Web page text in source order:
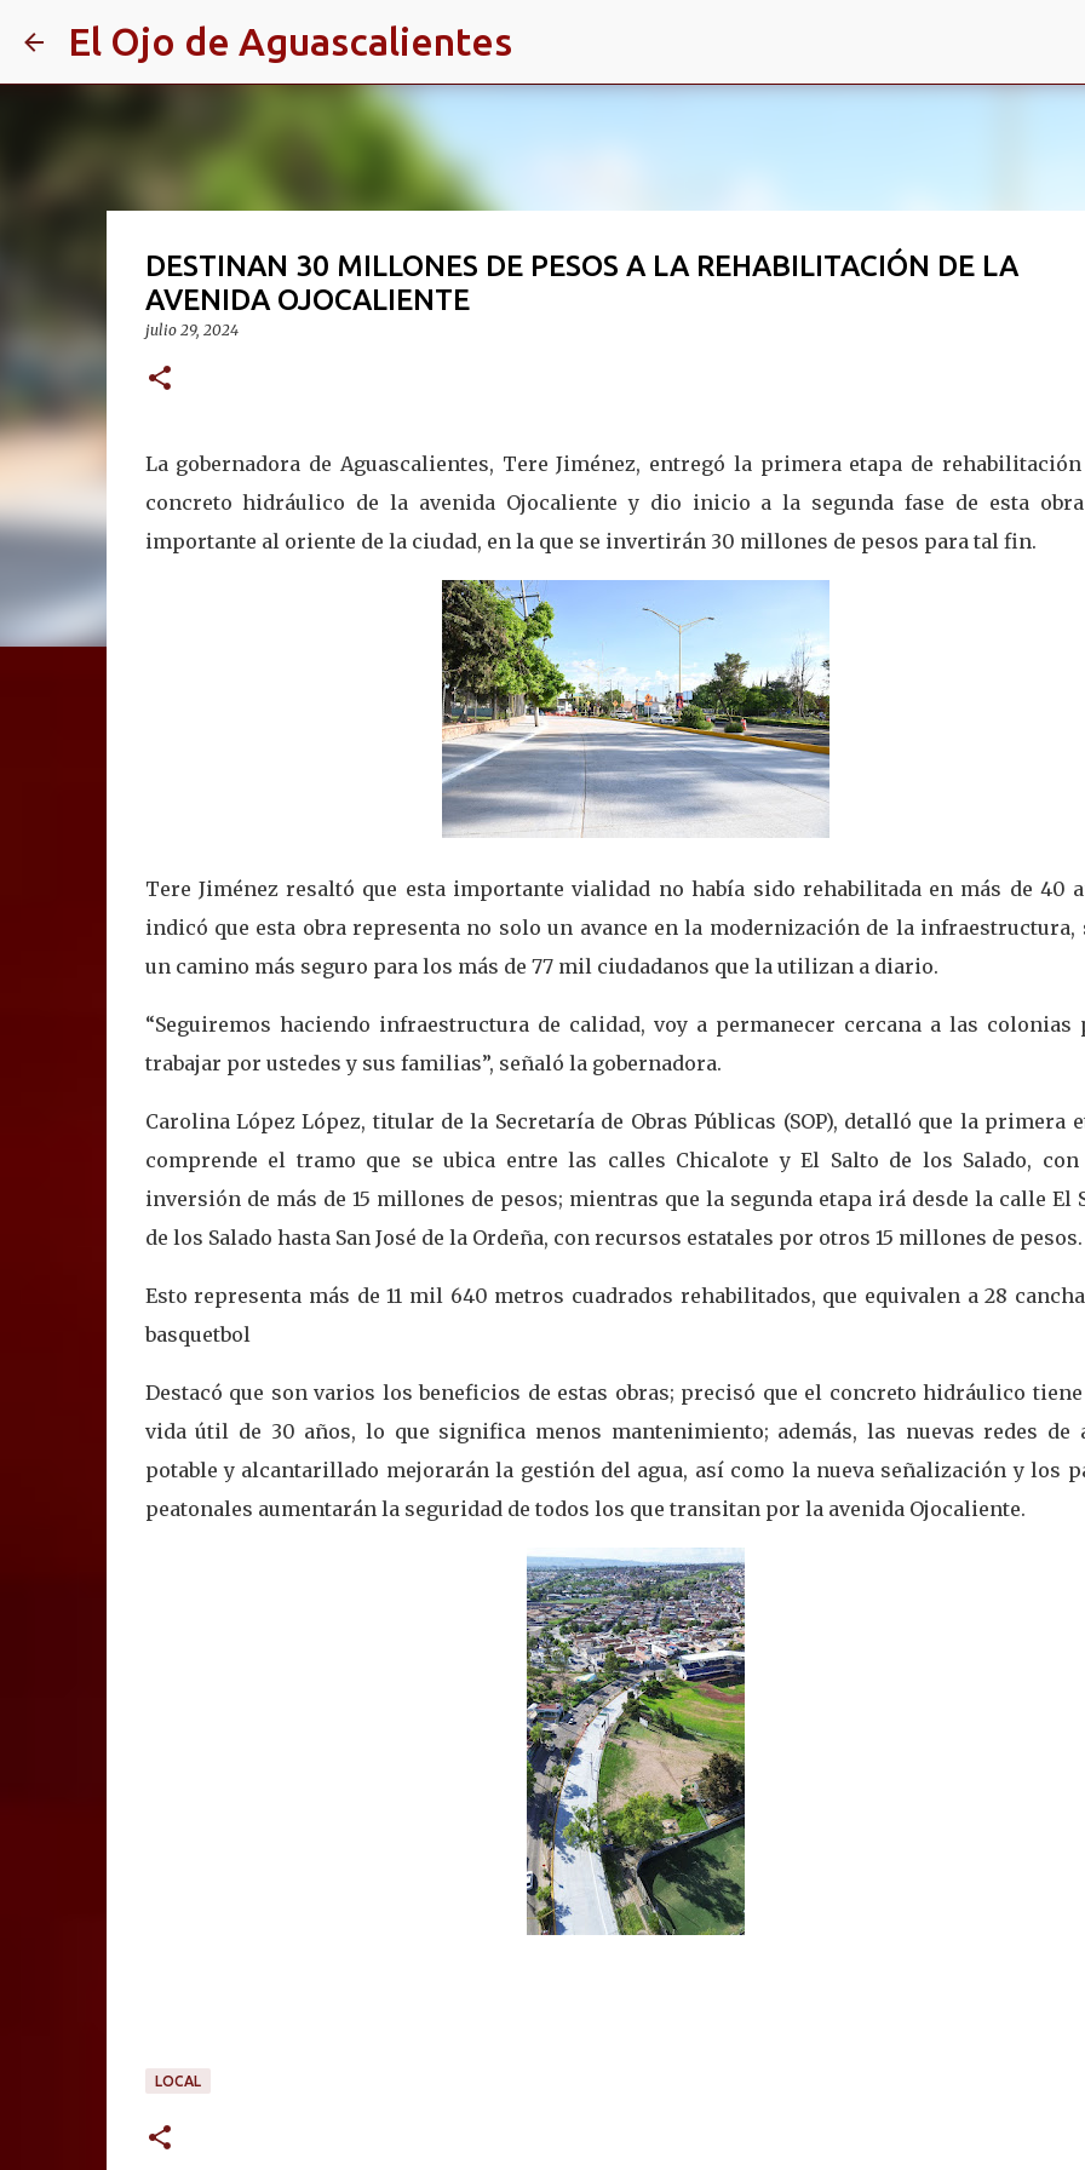
El Ojo de Aguascalientes
DESTINAN 30 MILLONES DE PESOS A LA REHABILITACIÓN DE LA
AVENIDA OJOCALIENTE
julio 29, 2024
La gobernadora de Aguascalientes, Tere Jiménez, entregó la primera etapa de
concreto hidráulico de la avenida Ojocaliente y dio inicio a la segunda fase de esta
importante al oriente de la ciudad, en la que se invertirán 30 millones de pesos para tal fin.
Tere Jiménez resaltó que esta importante vialidad no había sido rehabilitada en más de 40
indicó que esta obra representa no solo un avance en la modernización de la infraestructura,
un camino más seguro para los más de 77 mil ciudadanos que la utilizan a diario.
“Seguiremos haciendo infraestructura de calidad, voy a permanecer cercana a las colonias
trabajar por ustedes y sus familias”, señaló la gobernadora.
Carolina López López, titular de la Secretaría de Obras Públicas (SOP), detalló que la primera
comprende el tramo que se ubica entre las calles Chicalote y El Salto de los Salado, con
inversión de más de 15 millones de pesos; mientras que la segunda etapa irá desde la calle El
de los Salado hasta San José de la Ordeña, con recursos estatales por otros 15 millones de pesos.
Esto representa más de 11 mil 640 metros cuadrados rehabilitados, que equivalen a 28
basquetbol
Destacó que son varios los beneficios de estas obras; precisó que el concreto hidráulico
vida útil de 30 años, lo que significa menos mantenimiento; además, las nuevas redes de
potable y alcantarillado mejorarán la gestión del agua, así como la nueva señalización y los
peatonales aumentarán la seguridad de todos los que transitan por la avenida Ojocaliente.
LOCAL